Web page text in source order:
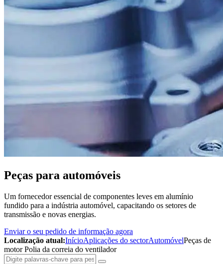
Peças para automóveis
Um fornecedor essencial de componentes leves em alumínio
fundido para a indústria automóvel, capacitando os setores de
transmissão e novas energias.
Enviar o seu pedido de informação agora
Localização atual:InícioAplicações do sectorAutomóvelPeças de
motor Polia da correia do ventilador